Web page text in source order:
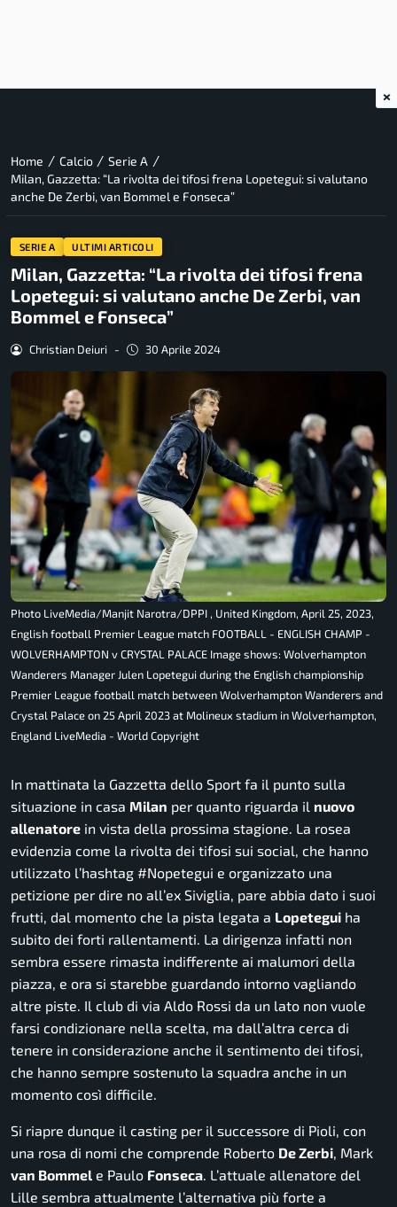
Home / Calcio / Serie A /
Milan, Gazzetta: “La rivolta dei tifosi frena Lopetegui: si valutano
anche De Zerbi, van Bommel e Fonseca”
SERIE A ULTIMI ARTICOLI
Milan, Gazzetta: “La rivolta dei tifosi frena
Lopetegui: si valutano anche De Zerbi, van
Bommel e Fonseca”
Christian Deiuri - 30 Aprile 2024
Photo LiveMedia/Manjit Narotra/DPPI , United Kingdom, April 25, 2023,
English football Premier League match FOOTBALL - ENGLISH CHAMP -
WOLVERHAMPTON v CRYSTAL PALACE Image shows: Wolverhampton
Wanderers Manager Julen Lopetegui during the English championship
Premier League football match between Wolverhampton Wanderers and
Crystal Palace on 25 April 2023 at Molineux stadium in Wolverhampton,
England LiveMedia - World Copyright
In mattinata la Gazzetta dello Sport fa il punto sulla
situazione in casa Milan per quanto riguarda il nuovo
allenatore in vista della prossima stagione. La rosea
evidenzia come la rivolta dei tifosi sui social, che hanno
utilizzato l’hashtag #Nopetegui e organizzato una
petizione per dire no all’ex Siviglia, pare abbia dato i suoi
frutti, dal momento che la pista legata a Lopetegui ha
subito dei forti rallentamenti. La dirigenza infatti non
sembra essere rimasta indifferente ai malumori della
piazza, e ora si starebbe guardando intorno vagliando
altre piste. Il club di via Aldo Rossi da un lato non vuole
farsi condizionare nella scelta, ma dall’altra cerca di
tenere in considerazione anche il sentimento dei tifosi,
che hanno sempre sostenuto la squadra anche in un
momento così difficile.
Si riapre dunque il casting per il successore di Pioli, con
una rosa di nomi che comprende Roberto De Zerbi, Mark
van Bommel e Paulo Fonseca. L’attuale allenatore del
Lille sembra attualmente l’alternativa più forte a
×